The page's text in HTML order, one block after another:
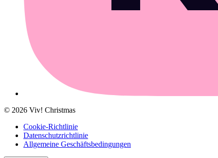
© 2026 Viv! Christmas
Cookie-Richtlinie
Datenschutzrichtlinie
Allgemeine Geschäftsbedingungen